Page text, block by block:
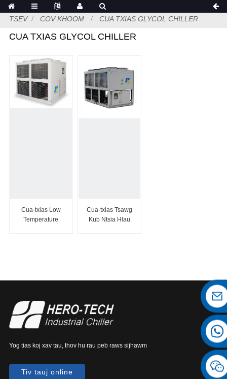
TSEV COV KHOOM CUA TXIAS GLYCOL CHILLER
CUA TXIAS GLYCOL CHILLER
Cua-txias Low
Temperature
Cua-txias Tsawg
Kub Ntsia Hlau
Yog tias koj xav tau, thov hu rau peb raws sijhawm
Tiv tauj online